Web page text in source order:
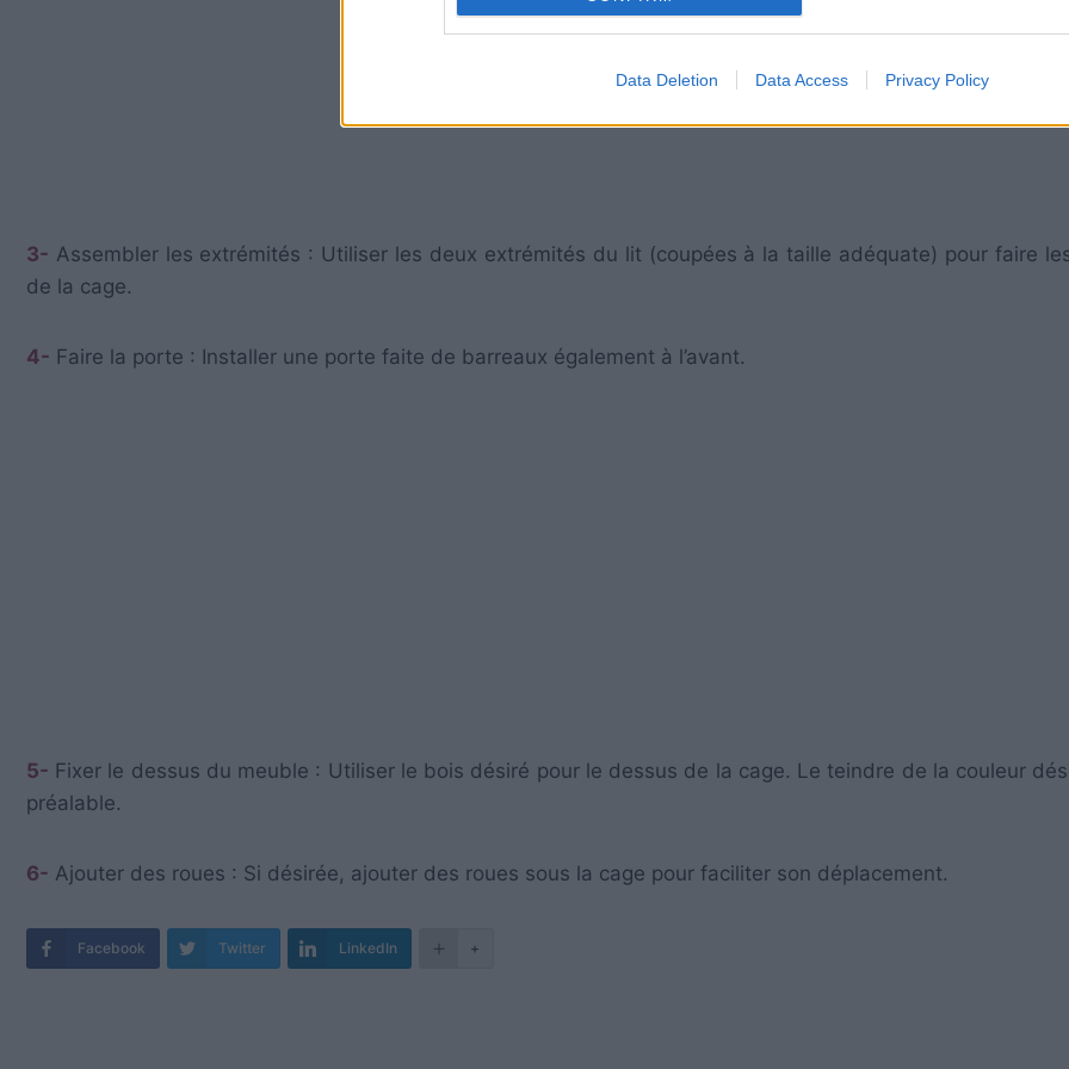
Data Deletion Data Access Privacy Policy
3- Assembler les extrémités : Utiliser les deux extrémités du lit (coupées à la taille adéquate) pour faire
de la cage.
4- Faire la porte : Installer une porte faite de barreaux également à l’avant.
5- Fixer le dessus du meuble : Utiliser le bois désiré pour le dessus de la cage. Le teindre de la couleur
préalable.
6- Ajouter des roues : Si désirée, ajouter des roues sous la cage pour faciliter son déplacement.
Facebook Twitter LinkedIn +